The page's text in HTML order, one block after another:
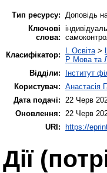
Тип ресурсу:
Доповідь
Ключові
слова:
Класифікатор:
L Освіта >
P Мова та
Відділи:
Інститут
Користувач: Анастасія
Дата подачі:
22 Черв
Оновлення:
22 Черв
URI: https://
Дії